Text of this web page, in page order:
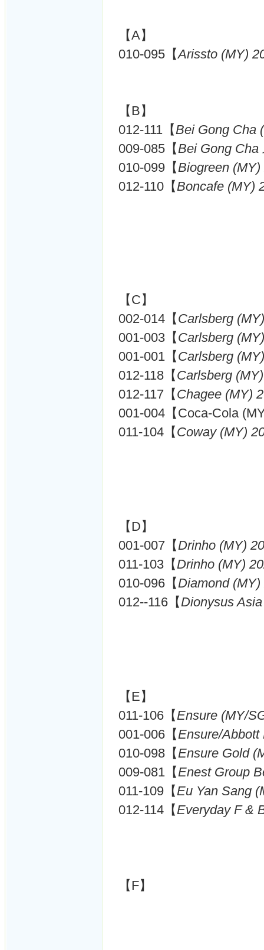
【A】
010-095【Arissto (MY)
【B】
012-111【Bei Gong Cha
009-085【Bei Gong Cha
010-099【Biogreen (MY)
012-110【Boncafe (MY)
【C】
002-014【Carlsberg
001-003【Carlsberg
001-001【Carlsberg
012-118【Carlsberg
012-117【Chagee (MY)
001-004【Coca-Cola
011-104【Coway (MY)
【D】
001-007【Drinho (MY)
011-103【Drinho (MY)
010-096【Diamond (MY)
012--116【Dionysus
【E】
011-106【Ensure (MY/
001-006【Ensure/Abbott
010-098【Ensure Gold
009-081【Enest Group
011-109【Eu Yan Sang
012-114【Everyday F &
【F】